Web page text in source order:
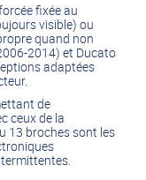
fixée au
visible) ou
quand non
2014) et Ducato
adaptées
de
ceux de la
13 broches sont les